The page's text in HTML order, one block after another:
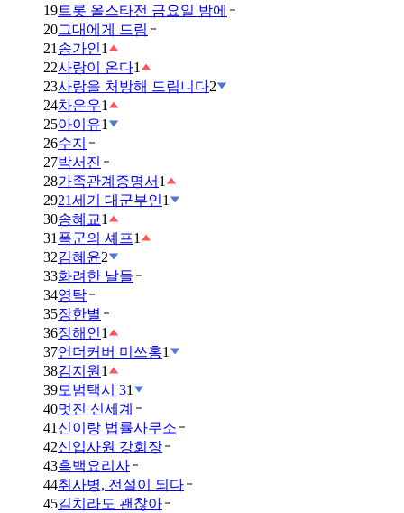
19트롯 올스타전 금요일 밤에
20그대에게 드림
21 송가인1
22사랑이 온다1
23사랑을 처방해 드립니다2
24차은우1
25아이유1
26수지
27박서진
28가족관계증명서 1
2921세기 대군부인1
30송혜교1
31 폭군의 셰프1
32김혜윤2
33화려한 날들
34영탁
35장한별
36정해인1
37언더커버 미쓰홍1
38김지원 1
39모범택시 31
40멋진 신세계
41 신이랑 법률사무소
42신입사원 강회장
43흑백요리사
44취사병, 전설이 되다
45길치라도 괜찮아